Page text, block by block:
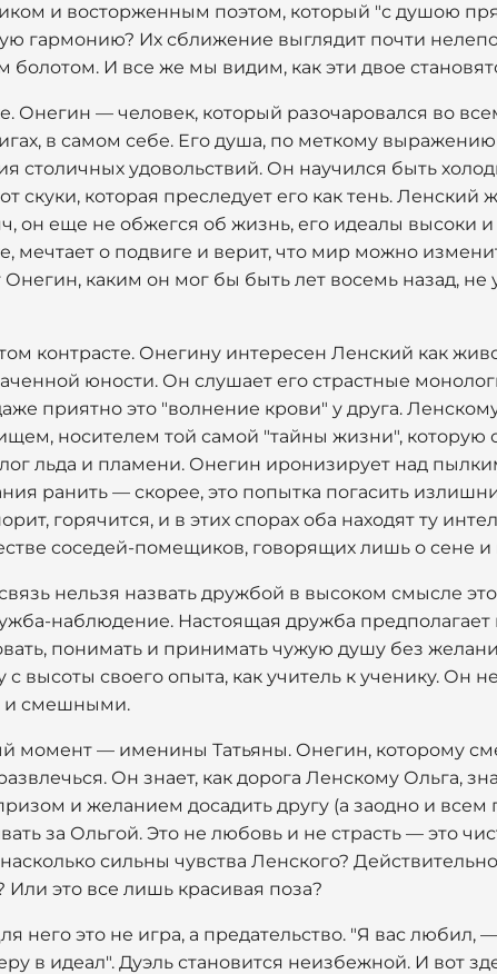
и восторженным поэтом, который "с душою
гармонию? Их сближение выглядит почти
болотом. И все же мы видим, как эти двое
Онегин — человек, который разочаровался во
в самом себе. Его душа, по меткому
столичных удовольствий. Он научился быть
скуки, которая преследует его как тень. Ленский
он еще не обжегся об жизнь, его идеалы высоки
мечтает о подвиге и верит, что мир можно
каким он мог бы быть лет восемь назад, не
контрасте. Онегину интересен Ленский как
юности. Он слушает его страстные
приятно это "волнение крови" у друга.
носителем той самой "тайны жизни", которую
льда и пламени. Онегин иронизирует над
ранить — скорее, это попытка погасить
горячится, и в этих спорах оба находят ту
соседей-помещиков, говорящих лишь о сене и
нельзя назвать дружбой в высоком смысле
наблюдение. Настоящая дружба предполагает
понимать и принимать чужую душу без
высоты своего опыта, как учитель к ученику. Он
и смешными.
момент — именины Татьяны. Онегин, которому
Он знает, как дорога Ленскому Ольга,
и желанием досадить другу (а заодно и всем
за Ольгой. Это не любовь и не страсть — это
сильны чувства Ленского?
это все лишь красивая поза?
него это не игра, а предательство. "Я вас любил,
в идеал". Дуэль становится неизбежной. И вот